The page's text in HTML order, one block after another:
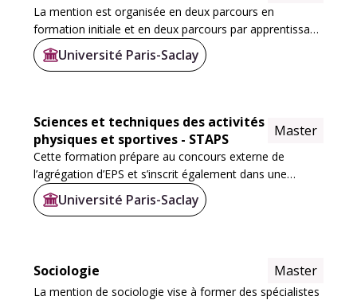
La mention est organisée en deux parcours en
formation initiale et en deux parcours par apprentissage
:
Université Paris-Saclay
Sciences et techniques des activités
physiques et sportives - STAPS
Master
Cette formation prépare au concours externe de
l’agrégation d’EPS et s’inscrit également dans une
démarche de recherche scientifique pluridisciplinaire
portant sur les problématiques d’éducation, de...
Université Paris-Saclay
Sociologie Master
La mention de sociologie vise à former des spécialistes